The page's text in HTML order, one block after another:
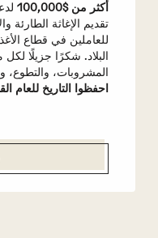
أكثر من $100,000
تقديم الإغاثة الطارئة
للعاملين في قطاع
البلاد. شكرًا جزيلًا
المشروبات، والتطوع،
احفظوا التاريخ للعام القادم: